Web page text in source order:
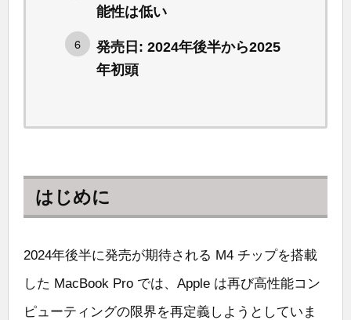
能性は低い
発売日: 2024年後半から2025
年初頭
はじめに
2024年後半に発売が期待される M4 チップを搭載
した MacBook Pro では、Apple は再び高性能コン
ピューティングの限界を再定義しようとしていま